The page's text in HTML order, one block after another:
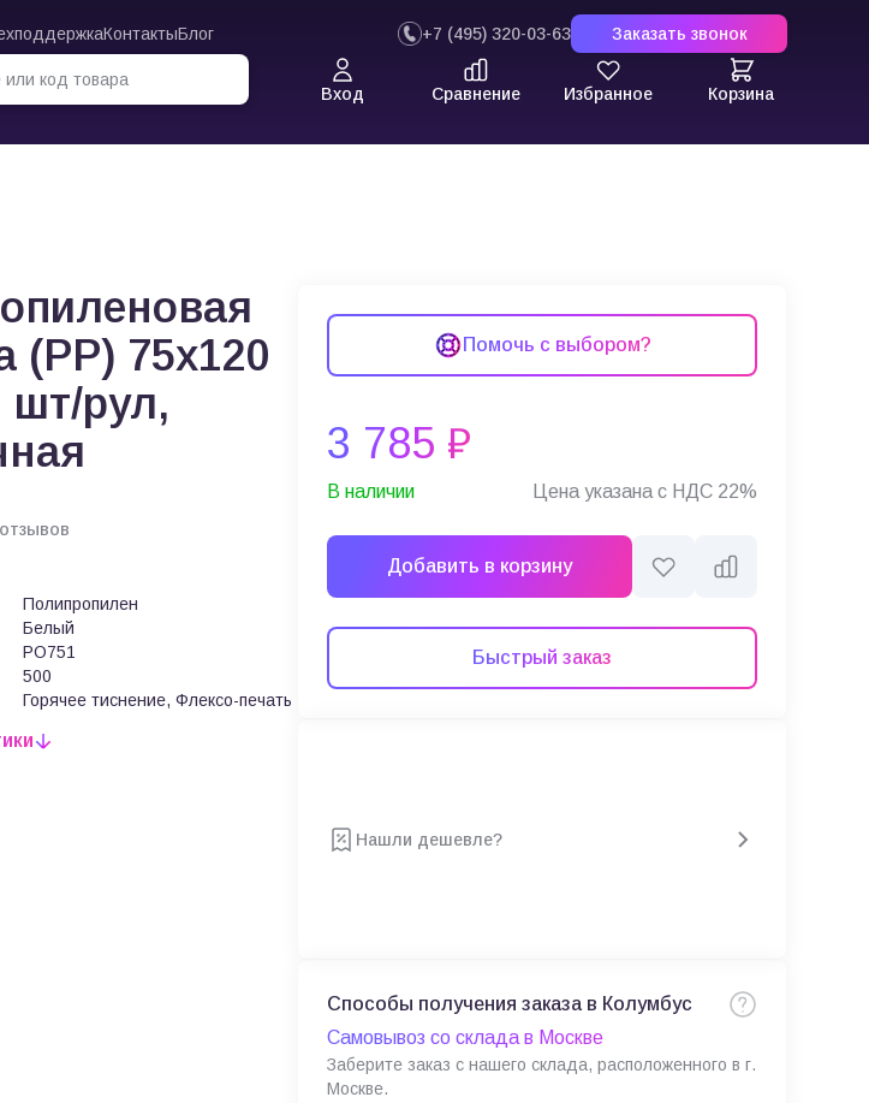
КонтактыБлог +7 (495) 320-03-63 Заказать звонок
Вход Сравнение Избранное Корзина
(PP) 75х120
рул,
Полипропилен
Белый
PO751
500
Горячее тиснение, Флексо-печать
Помочь с выбором?
3 785 ₽
В наличии Цена указана с НДС 22%
Добавить в корзину
Быстрый заказ
Нашли дешевле?
Способы получения заказа в Колумбус
Самовывоз со склада в Москве
Заберите заказ с нашего склада, расположенного в г.
Москве.